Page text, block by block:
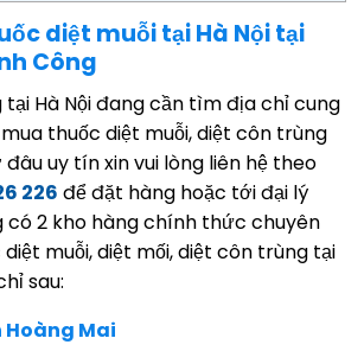
diệt muỗi tại Hà Nội tại
Công
Hà Nội đang cần tìm địa chỉ cung
thuốc diệt muỗi, diệt côn trùng
uy tín xin vui lòng liên hệ theo
226 để đặt hàng hoặc tới đại lý
có 2 kho hàng chính thức chuyên
muỗi, diệt mối, diệt côn trùng tại
sau:
Hoàng Mai